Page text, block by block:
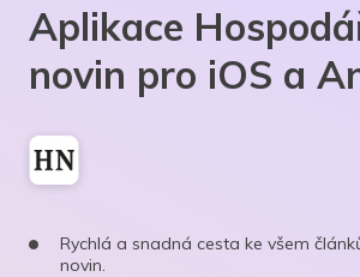
Aplikace
novin pro iOS a
Rychlá a snadná cesta ke všem
novin.